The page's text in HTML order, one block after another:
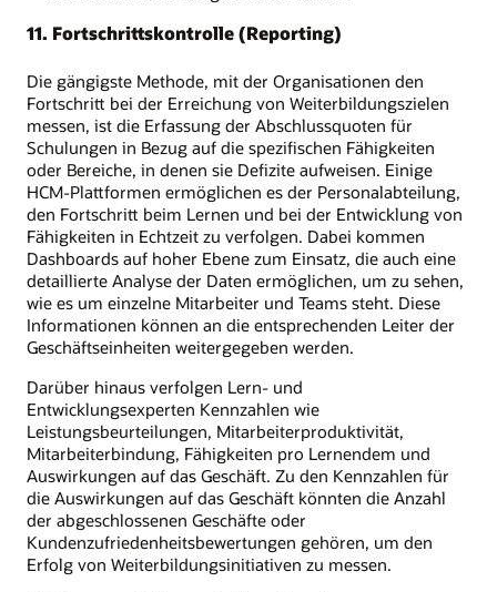
11. Fortschrittskontrolle (Reporting)
Die gängigste Methode, mit der Organisationen den
Fortschritt bei der Erreichung von Weiterbildungszielen
messen, ist die Erfassung der Abschlussquoten für
Schulungen in Bezug auf die spezifischen Fähigkeiten
oder Bereiche, in denen sie Defizite aufweisen. Einige
HCM-Plattformen ermöglichen es der Personalabteilung,
den Fortschritt beim Lernen und bei der Entwicklung von
Fähigkeiten in Echtzeit zu verfolgen. Dabei kommen
Dashboards auf hoher Ebene zum Einsatz, die auch eine
detaillierte Analyse der Daten ermöglichen, um zu sehen,
wie es um einzelne Mitarbeiter und Teams steht. Diese
Informationen können an die entsprechenden Leiter der
Geschäftseinheiten weitergegeben werden.
Darüber hinaus verfolgen Lern- und
Entwicklungsexperten Kennzahlen wie
Leistungsbeurteilungen, Mitarbeiterproduktivität,
Mitarbeiterbindung, Fähigkeiten pro Lernendem und
Auswirkungen auf das Geschäft. Zu den Kennzahlen für
die Auswirkungen auf das Geschäft könnten die Anzahl
der abgeschlossenen Geschäfte oder
Kundenzufriedenheitsbewertungen gehören, um den
Erfolg von Weiterbildungsinitiativen zu messen.